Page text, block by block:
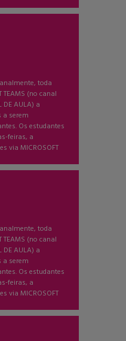
toda
TEAMS (no canal
DE AULA) a
a serem
Os estudantes
feiras, a
via MICROSOFT
toda
TEAMS (no canal
DE AULA) a
a serem
Os estudantes
feiras, a
via MICROSOFT